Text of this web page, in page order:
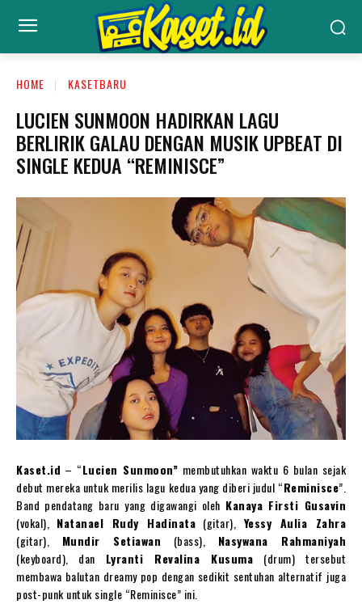
HOME KASETBARU
LUCIEN SUNMOON HADIRKAN LAGU
BERLIRIK GALAU DENGAN MUSIK UPBEAT DI
SINGLE KEDUA “REMINISCE”
Kaset.id – “Lucien Sunmoon” membutuhkan waktu 6 bulan sejak
debut mereka untuk merilis lagu kedua yang diberi judul “Reminisce”.
Band pendatang baru yang digawangi oleh Kanaya Firsti Gusavin
(vokal), Natanael Rudy Hadinata (gitar), Yessy Aulia Zahra
(gitar), Mundir Setiawan (bass), Nasywana Rahmaniyah
(keyboard), dan Lyranti Revalina Kusuma (drum) tersebut
membawa balutan dreamy pop dengan sedikit sentuhan alternatif juga
post-punk untuk single “Reminisce” ini.